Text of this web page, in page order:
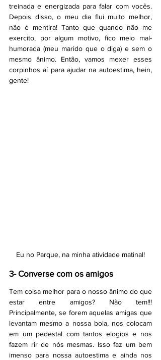
treinada e energizada para falar com vocês.
Depois disso, o meu dia flui muito melhor,
não é mentira! Tanto que quando não me
exercito, por algum motivo, fico meio mal-
humorada (meu marido que o diga) e sem o
mesmo ânimo. Então, vamos mexer esses
corpinhos aí para ajudar na autoestima, hein,
gente!
Eu no Parque, na minha atividade matinal!
3- Converse com os amigos
Tem coisa melhor para o nosso ânimo do que
estar entre amigos? Não tem!!!
Principalmente, se forem aquelas amigas que
levantam mesmo a nossa bola, nos colocam
em um pedestal com tantos elogios e nos
fazem rir de nós mesmas. Isso faz um bem
imenso para nossa autoestima e ainda nos